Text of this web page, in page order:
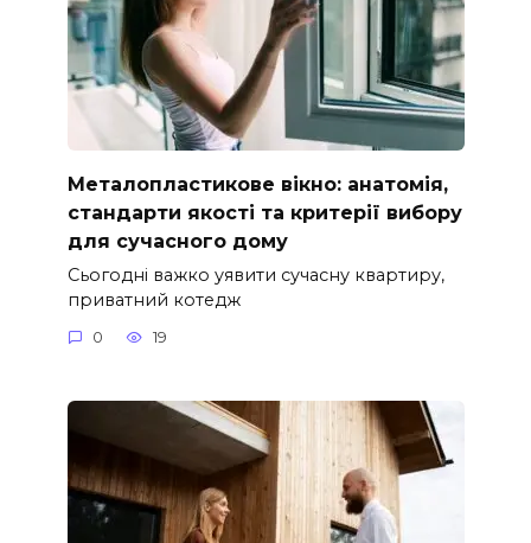
Металопластикове вікно: анатомія,
стандарти якості та критерії вибору
для сучасного дому
Сьогодні важко уявити сучасну квартиру,
приватний котедж
0 19